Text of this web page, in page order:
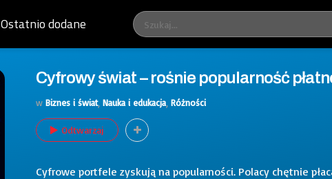
Ostatnio dodane
Cyfrowy świat – rośnie popularność
w Biznes i świat, Nauka i edukacja Różności
Odtwarzaj
Cyfrowe portfele zyskują na popularności. Polacy chętnie